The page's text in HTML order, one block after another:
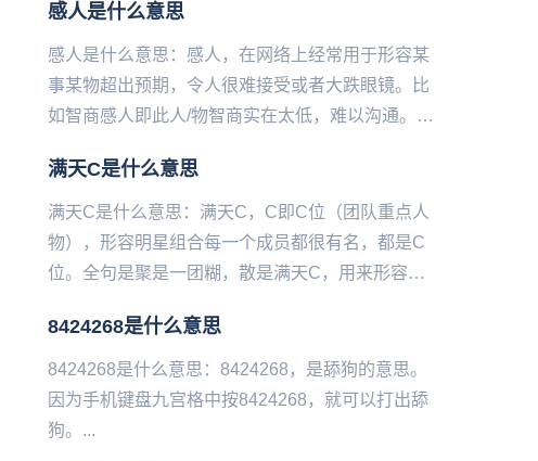
感人是什么意思
感人是什么意思：感人，在网络上经常用于形容某
事某物超出预期，令人很难接受或者大跌眼镜。比
如智商感人即此人/物智商实在太低，难以沟通。价
满天C是什么意思
满天C是什么意思：满天C，C即C位（团队重点人
物），形容明星组合每一个成员都很有名，都是C
位。全句是聚是一团糊，散是满天C，用来形容现
没有单个成员的知名度高...
8424268是什么意思
8424268是什么意思：8424268，是舔狗的意思。
因为手机键‌‌‌‌‌‌‌‌‌‌‌‌盘九宫格中按8424268，就可以打出舔
狗。...